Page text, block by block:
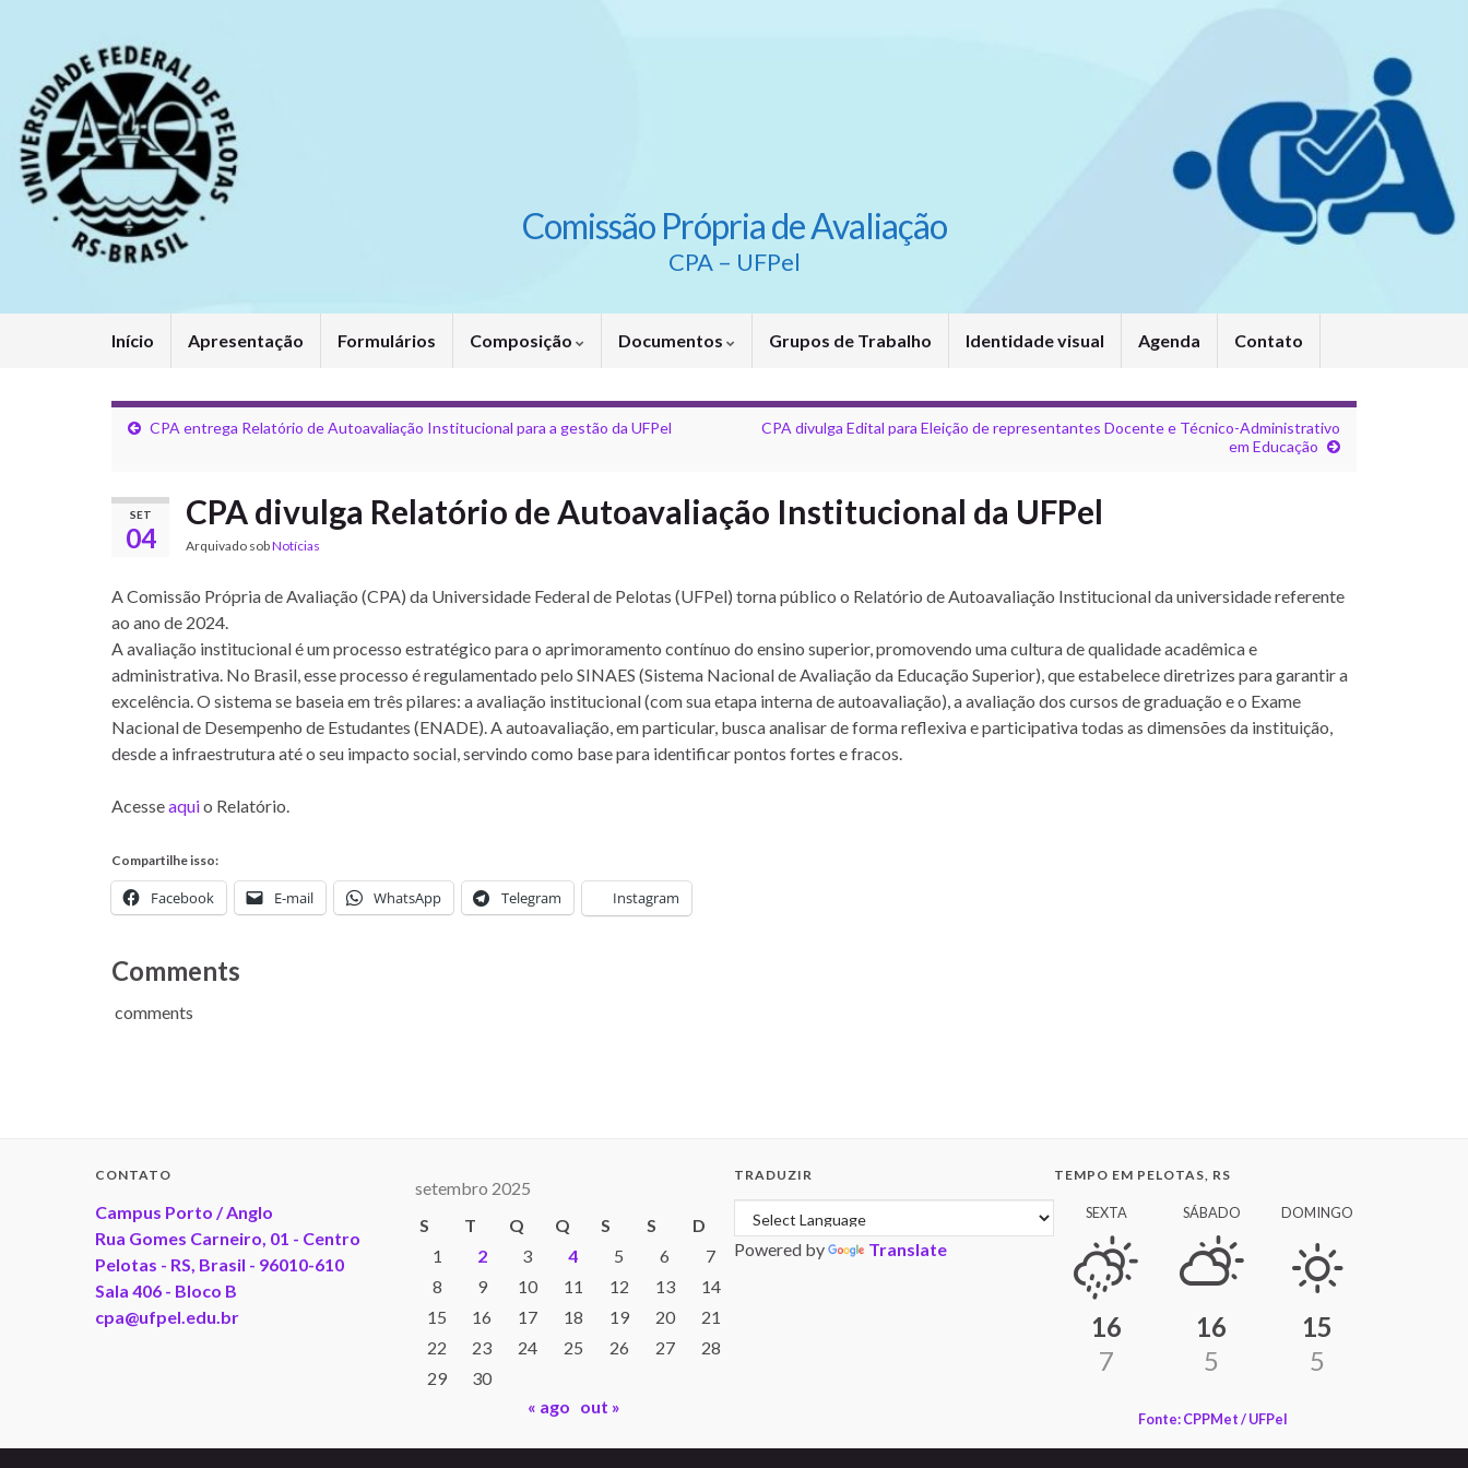
Comissão Própria de Avaliação
CPA – UFPel
Início Apresentação Formulários Composição Documentos Grupos de Trabalho Identidade visual Agenda Contato
CPA entrega Relatório de Autoavaliação Institucional para a gestão da UFPel
CPA divulga Edital para Eleição de representantes Docente e Técnico-Administrativo
em Educação
SET
04
CPA divulga Relatório de Autoavaliação Institucional da UFPel
Arquivado sobNotícias
A Comissão Própria de Avaliação (CPA) da Universidade Federal de Pelotas (UFPel) torna público o Relatório de Autoavaliação Institucional da universidade referente
ao ano de 2024.
A avaliação institucional é um processo estratégico para o aprimoramento contínuo do ensino superior, promovendo uma cultura de qualidade acadêmica e
administrativa. No Brasil, esse processo é regulamentado pelo SINAES (Sistema Nacional de Avaliação da Educação Superior), que estabelece diretrizes para garantir a
excelência. O sistema se baseia em três pilares: a avaliação institucional (com sua etapa interna de autoavaliação), a avaliação dos cursos de graduação e o Exame
Nacional de Desempenho de Estudantes (ENADE). A autoavaliação, em particular, busca analisar de forma reflexiva e participativa todas as dimensões da instituição,
desde a infraestrutura até o seu impacto social, servindo como base para identificar pontos fortes e fracos.
Acesseaquio Relatório.
Compartilhe isso:
Facebook E-mail WhatsApp Telegram Instagram
Comments
comments
CONTATO
Campus Porto / Anglo
Rua Gomes Carneiro, 01 - Centro
Pelotas - RS, Brasil - 96010-610
Sala 406 - Bloco B
cpa@ufpel.edu.br
setembro 2025
S
T Q Q S S
D
1
2 3 4 5 6
7
8
9 10 11 12 13
14
15
16 17 18 19 20
21
22
23 24 25 26 27
28
29
30
« ago out »
TRADUZIR
Powered by Translate
TEMPO EM PELOTAS, RS
SEXTA
16
7
SÁBADO
16
5
DOMINGO
15
5
Fonte: CPPMet / UFPel